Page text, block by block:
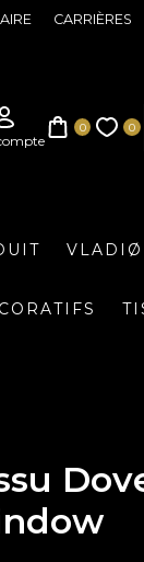
CARRIÈRES